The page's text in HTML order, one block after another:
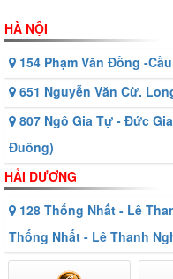
HÀ NỘI
154 Phạm Văn Đồng -
651 Nguyễn Văn Cừ.
807 Ngô Gia Tự - Đức
Đuông)
HẢI DƯƠNG
128 Thống Nhất - Lê
Thống Nhất - Lê Thanh